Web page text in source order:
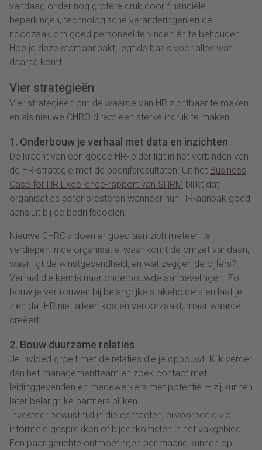
vandaag onder nog grotere druk door financiële
beperkingen, technologische veranderingen en de
noodzaak om goed personeel te vinden én te behouden.
Hoe je deze start aanpakt, legt de basis voor alles wat
daarna komt.
Vier strategieën
Vier strategieën om de waarde van HR zichtbaar te maken
en als nieuwe CHRO direct een sterke indruk te maken.
1. Onderbouw je verhaal met data en inzichten
De kracht van een goede HR-leider ligt in het verbinden van
de HR-strategie met de bedrijfsresultaten. Uit het Business
Case for HR Excellence-rapport van SHRM blijkt dat
organisaties beter presteren wanneer hun HR-aanpak goed
aansluit bij de bedrijfsdoelen.
Nieuwe CHRO’s doen er goed aan zich meteen te
verdiepen in de organisatie: waar komt de omzet vandaan,
waar ligt de winstgevendheid, en wat zeggen de cijfers?
Vertaal die kennis naar onderbouwde aanbevelingen. Zo
bouw je vertrouwen bij belangrijke stakeholders en laat je
zien dat HR niet alleen kosten veroorzaakt, maar waarde
creëert.
2. Bouw duurzame relaties
Je invloed groeit met de relaties die je opbouwt. Kijk verder
dan het managementteam en zoek contact met
leidinggevenden en medewerkers met potentie — zij kunnen
later belangrijke partners blijken.
Investeer bewust tijd in die contacten, bijvoorbeeld via
informele gesprekken of bijeenkomsten in het vakgebied.
Een paar gerichte ontmoetingen per maand kunnen op